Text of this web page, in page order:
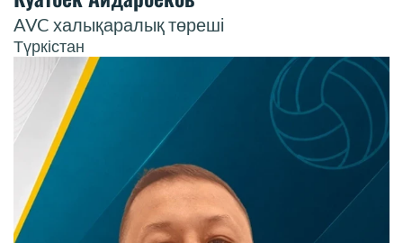
AVC халықаралық төреші
Түркістан